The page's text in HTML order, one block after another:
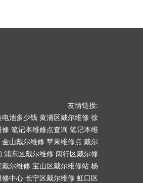
友情链接:
池多少钱 黄浦区戴尔维修 徐
修 笔记本维修点查询 笔记本维
金山戴尔维修 苹果维修点 戴尔
浦东区戴尔维修 闵行区戴尔修
戴尔维修 宝山区戴尔维修站 杨
修中心 长宁区戴尔维修 虹口区